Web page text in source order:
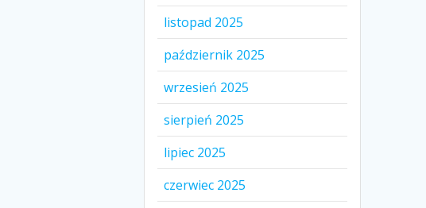
listopad 2025
październik 2025
wrzesień 2025
sierpień 2025
lipiec 2025
czerwiec 2025